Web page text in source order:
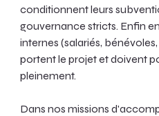
conditionnent leurs
gouvernance stricts. Enfin
internes (salariés,
portent le projet et doivent
pleinement.
Dans nos missions